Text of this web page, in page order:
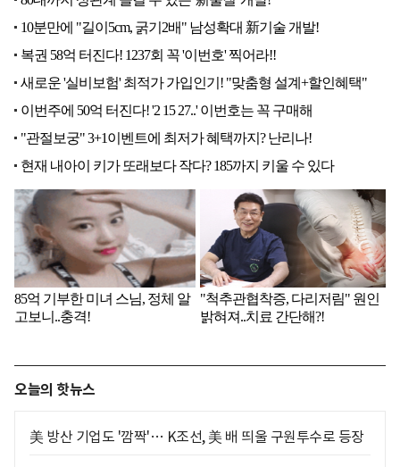
오늘의 핫뉴스
美 방산 기업도 '깜짝'… K조선, 美 배 띄울 구원투수로 등장